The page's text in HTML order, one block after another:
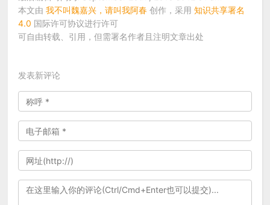
本文由我不叫魏嘉兴，请叫我阿春 创作，采用知识共享署名
4.0 国际许可协议进行许可
可自由转载、引用，但需署名作者且注明文章出处
发表新评论